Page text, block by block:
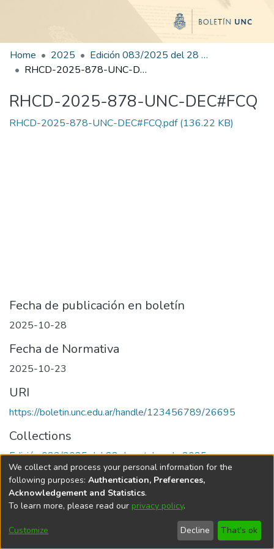
Home 2025
Edición 083/2025 del 28 de octubre de 2025
RHCD-2025-878-UNC-DEC#FCQ
RHCD-2025-878-UNC-DEC#FCQ
RHCD-2025-878-UNC-DEC#FCQ.pdf(136.22 KB)
Fecha de publicación en boletín
2025-10-28
Fecha de Normativa
2025-10-23
URI
https://boletin.unc.edu.ar/handle/123456789/26695
Collections
Edición 083/2025 del 28 de octubre de 2025
Universidad Nacional de Córdoba
We collect and process your personal information for the
following purposes: Authentication, Preferences,
Acknowledgement and Statistics.
To learn more, please read our privacy policy.
Customize Decline That's ok